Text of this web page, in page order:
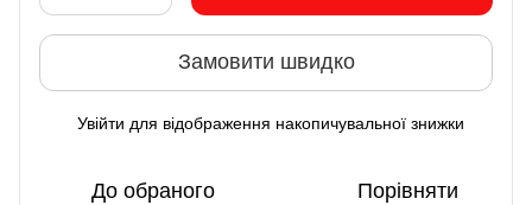
Замовити швидко
Увійти для відображення накопичувальної знижки
До обраного Порівняти